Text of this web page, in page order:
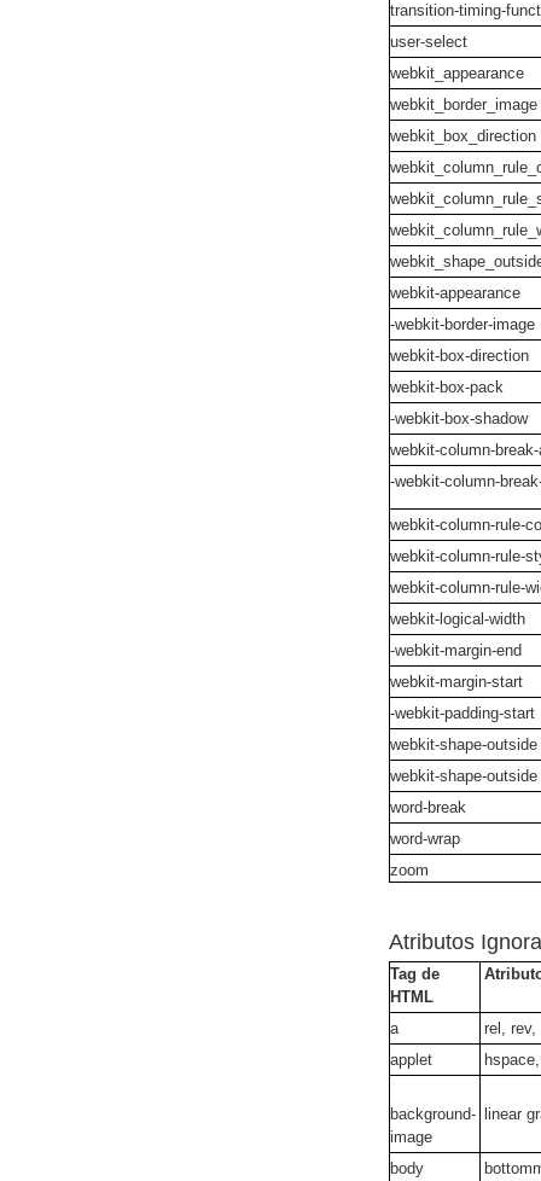
transition-timing-
user-select
webkit_appearance
webkit_border_image
webkit_box_direction
webkit-appearance
-webkit-border-image
webkit-box-direction
webkit-box-pack
-webkit-box-shadow
webkit-column-
-webkit-column-
webkit-column-rule-
webkit-column-rule-
webkit-column-rule-
webkit-logical-width
-webkit-margin-end
webkit-margin-start
-webkit-padding-start
webkit-shape-outside
webkit-shape-outside
word-break
word-wrap
zoom
Atributos
Tag de
HTML
a
rel, rev,
applet
background-
image
linear
body